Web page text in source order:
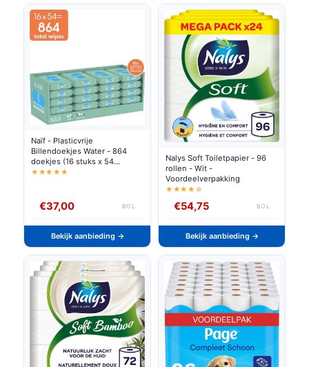
Naïf - Plasticvrije
Billendoekjes Water - 864
doekjes (16 stuks x 54
doekjes)
★★★★★
€37,00 BOL
Bekijk aanbieding →
Nalys Soft Toiletpapier - 96
rollen - Wit -
Voordeelverpakking
★★★★☆
€54,75 BOL
Bekijk aanbieding →